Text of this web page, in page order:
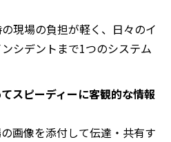
現場の負担が軽く、日々のイ
シデントまで1つのシステム
スピーディーに客観的な情報
画像を添付して伝達・共有す